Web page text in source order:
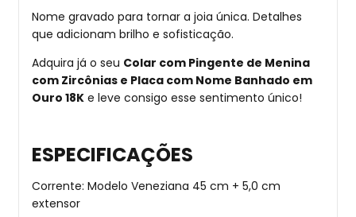
Nome gravado para tornar a joia única. Detalhes
que adicionam brilho e sofisticação.
Adquira já o seu Colar com Pingente de Menina
com Zircônias e Placa com Nome Banhado em
Ouro 18K e leve consigo esse sentimento único!
ESPECIFICAÇÕES
Corrente: Modelo Veneziana 45 cm + 5,0 cm
extensor